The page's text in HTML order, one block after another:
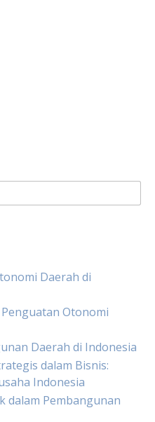
Daerah di
Otonomi
Daerah di Indonesia
dalam Bisnis:
Indonesia
dalam Pembangunan